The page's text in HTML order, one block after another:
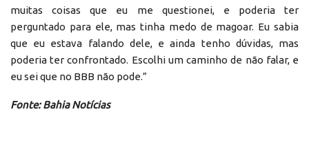
muitas coisas que eu me questionei, e poderia ter
perguntado para ele, mas tinha medo de magoar. Eu sabia
que eu estava falando dele, e ainda tenho dúvidas, mas
poderia ter confrontado. Escolhi um caminho de não falar, e
eu sei que no BBB não pode.”
Fonte: Bahia Notícias